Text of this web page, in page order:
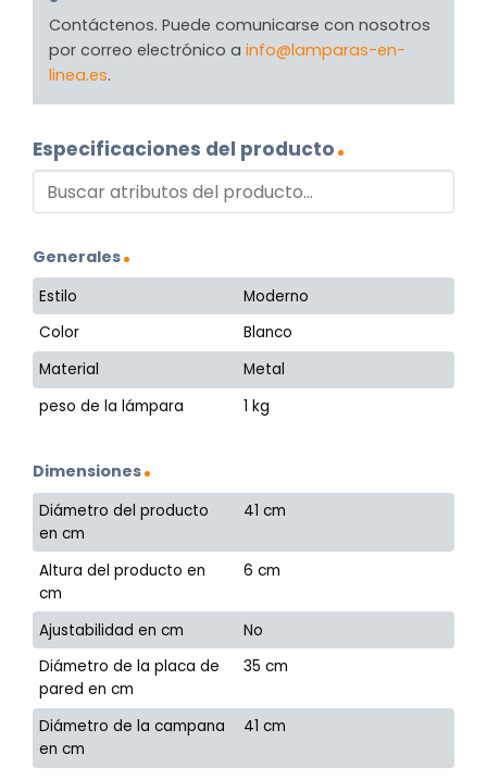
Contáctenos. Puede comunicarse con nosotros
por correo electrónico a info@lamparas-en-
linea.es.
Especificaciones del producto
Generales
Estilo
Moderno
Color
Blanco
Material
Metal
peso de la lámpara
1 kg
Dimensiones
Diámetro del producto
en cm
41 cm
Altura del producto en
cm
6 cm
Ajustabilidad en cm
No
Diámetro de la placa de
pared en cm
35 cm
Diámetro de la campana
en cm
41 cm